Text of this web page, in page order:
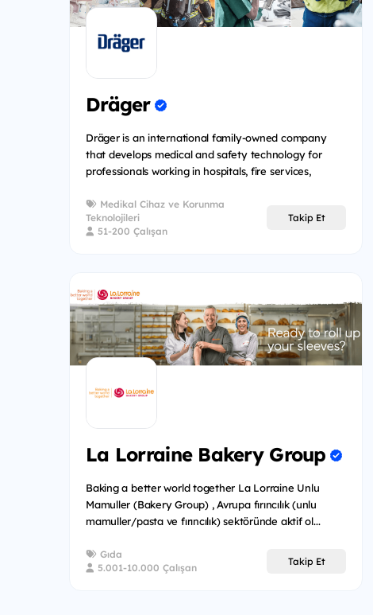
Dräger
Dräger is an international family-owned company
that develops medical and safety technology for
professionals working in hospitals, fire services,
Medikal Cihaz ve Korunma
Teknolojileri
51-200 Çalışan
Takip Et
La Lorraine Bakery Group
Baking a better world together La Lorraine Unlu
Mamuller (Bakery Group) , Avrupa fırıncılık (unlu
mamuller/pasta ve fırıncılık) sektöründe aktif ol...
Gıda
5.001-10.000 Çalışan
Takip Et